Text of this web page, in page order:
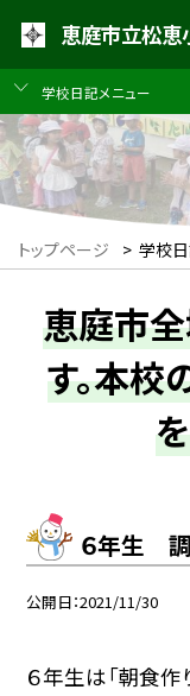
恵庭市立松恵
学校日記メニュー
トップページ > 学校
恵庭市
す。本
６年生
公開日 2021/11/30
６年生は「朝食作